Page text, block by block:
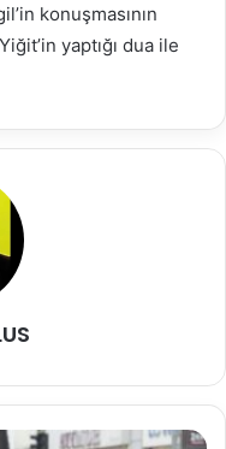
konuşmasının
yaptığı dua ile